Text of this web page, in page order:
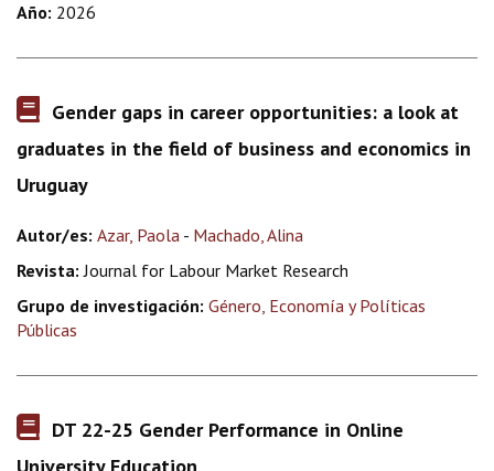
Año: 2026
Gender gaps in career opportunities: a look at
graduates in the field of business and economics in
Uruguay
Autor/es: Azar, Paola - Machado, Alina
Revista: Journal for Labour Market Research
Grupo de investigación: Género, Economía y Políticas
Públicas
DT 22-25 Gender Performance in Online